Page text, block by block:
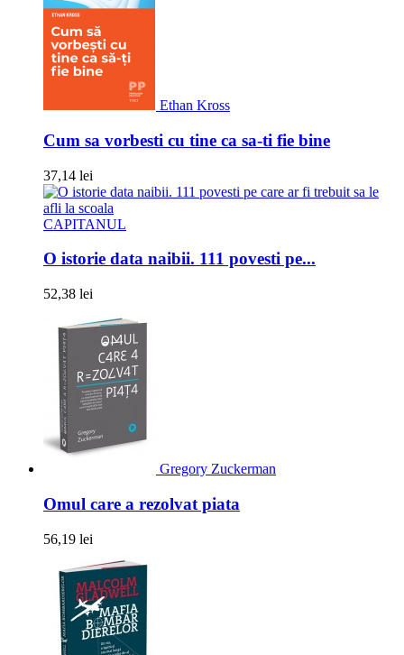
Ethan Kross
Cum sa vorbesti cu tine ca sa-ti fie bine
37,14 lei
CAPITANUL
O istorie data naibii. 111 povesti pe...
52,38 lei
Gregory Zuckerman
Omul care a rezolvat piata
56,19 lei